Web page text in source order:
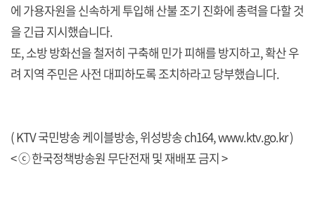
에 가용자원을 신속하게 투입해 산불 조기 진화에 총력을 다할 것
을 긴급 지시했습니다.
또, 소방 방화선을 철저히 구축해 민가 피해를 방지하고, 확산 우
려 지역 주민은 사전 대피하도록 조치하라고 당부했습니다.
( KTV 국민방송 케이블방송, 위성방송 ch164,www.ktv.go.kr)
< ⓒ 한국정책방송원 무단전재 및 재배포 금지 >